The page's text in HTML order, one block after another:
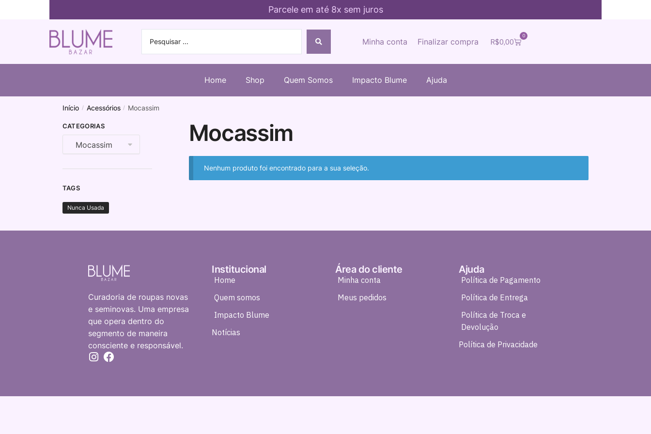
Parcele em até 8x sem juros
R$0,00
0
Minha conta Finalizar compra
Home Shop Quem Somos Impacto Blume Ajuda
Início / Acessórios / Mocassim
Mocassim
Nenhum produto foi encontrado para a sua seleção.
CATEGORIAS
TAGS
Nunca Usada
Curadoria de roupas novas
e seminovas. Uma empresa
que opera dentro do
segmento de maneira
consciente e responsável.
Institucional
Home
Quem somos
Impacto Blume
Notícias
Área do cliente
Minha conta
Meus pedidos
Ajuda
Política de Pagamento
Política de Entrega
Política de Troca e
Devolução
Política de Privacidade